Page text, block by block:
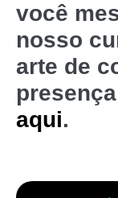
você
nosso
arte de
aqui.